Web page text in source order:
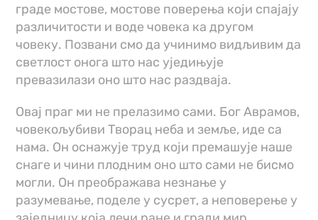
граде мостове, мостове поверења који спајају
различитости и воде човека ка другом
човеку. Позвани смо да учинимо видљивим да
светлост онога што нас уједињује
превазилази оно што нас раздваја.
Овај праг ми не прелазимо сами. Бог Аврамов,
човекољубиви Творац неба и земље, иде са
нама. Он оснажује труд који премашује наше
снаге и чини плодним оно што сами не бисмо
могли. Он преображава незнање у
разумевање, поделе у сусрет, а неповерење у